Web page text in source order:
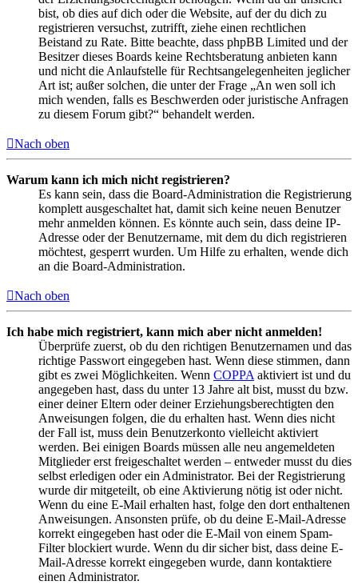
bist, ob dies auf dich oder die Website, auf der du dich zu
registrieren versuchst, zutrifft, ziehe einen rechtlichen
Beistand zu Rate. Bitte beachte, dass phpBB Limited und der
Besitzer dieses Boards keine Rechtsberatung anbieten kann
und nicht die Anlaufstelle für Rechtsangelegenheiten jeglicher
Art ist; außer solchen, die unter der Frage „An wen soll ich
mich wenden, falls es Beschwerden oder juristische Anfragen
zu diesem Forum gibt?“ behandelt werden.
Nach oben
Warum kann ich mich nicht registrieren?
Es kann sein, dass die Board-Administration die Registrierung
komplett ausgeschaltet hat, damit sich keine neuen Benutzer
mehr anmelden können. Es könnte auch sein, dass deine IP-
Adresse oder der Benutzername, mit dem du dich registrieren
möchtest, gesperrt wurden. Um Hilfe zu erhalten, wende dich
an die Board-Administration.
Nach oben
Ich habe mich registriert, kann mich aber nicht anmelden!
Überprüfe zuerst, ob du den richtigen Benutzernamen und das
richtige Passwort eingegeben hast. Wenn diese stimmen, dann
gibt es zwei Möglichkeiten. Wenn COPPA aktiviert ist und du
angegeben hast, dass du unter 13 Jahre alt bist, musst du bzw.
einer deiner Eltern oder deiner Erziehungsberechtigten den
Anweisungen folgen, die du erhalten hast. Wenn dies nicht
der Fall ist, muss dein Benutzerkonto vielleicht aktiviert
werden. Bei einigen Boards müssen alle neu angemeldeten
Mitglieder erst freigeschaltet werden – entweder musst du dies
selbst erledigen oder ein Administrator. Bei der Registrierung
wurde dir mitgeteilt, ob eine Aktivierung nötig ist oder nicht.
Wenn du eine E-Mail erhalten hast, folge den dort enthaltenen
Anweisungen. Ansonsten prüfe, ob du deine E-Mail-Adresse
korrekt eingegeben hast oder die E-Mail von einem Spam-
Filter blockiert wurde. Wenn du dir sicher bist, dass deine E-
Mail-Adresse korrekt eingegeben wurde, dann kontaktiere
einen Administrator.